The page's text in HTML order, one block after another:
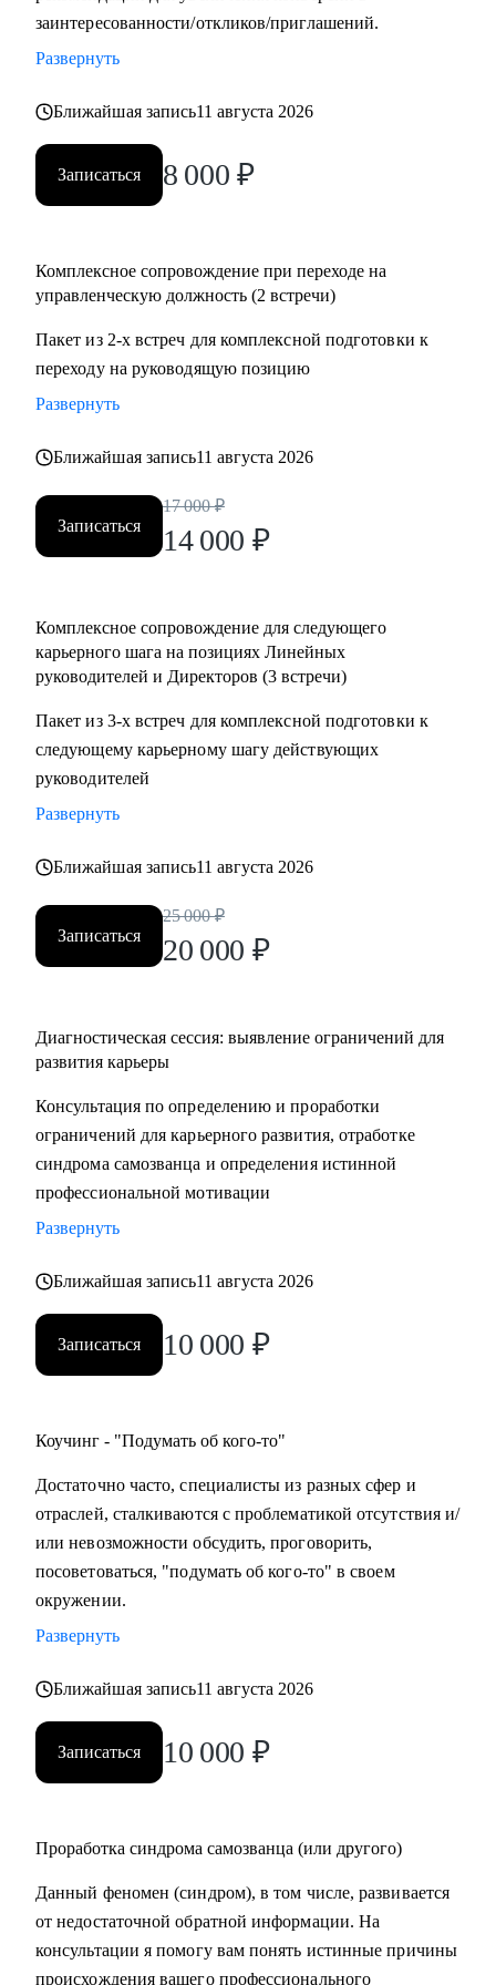
системы мотивации и использую методику целеполагания
для достижения бизнес-результатов;
построения партнерских отношений;
• Сотрудничаю с ВУЗами в разрезе карьерных определений
студентов;
• Аудит резюме для управляющих позиций;
• Проработка навыков построения и мотивации команды;
• Стратегическое планирование и целеполагание;
• Определение истинных целей и мотиваций;
• Определение ограничений и их проработка;
• Определить вектор направления карьеры;
• Многое другое;
• Директорам по направлениям: общее и операционное
управление, продажи, развитие бизнеса;
• Собственникам/акционерам компаний;
• Руководителям групп/отделов;
• Менеджерам, при переходе на руководящие должности;
• Студентам и молодым специалистам, в построение
заинтересованности/откликов/приглашений.
Развернуть
Ближайшая запись11 августа 2026
Записаться 8 000 ₽
Комплексное сопровождение при переходе на
управленческую должность (2 встречи)
Пакет из 2-х встреч для комплексной подготовки к
переходу на руководящую позицию
Развернуть
Ближайшая запись11 августа 2026
Записаться
17 000 ₽
14 000 ₽
Комплексное сопровождение для следующего
карьерного шага на позициях Линейных
руководителей и Директоров (3 встречи)
Пакет из 3-х встреч для комплексной подготовки к
следующему карьерному шагу действующих
руководителей
Развернуть
Ближайшая запись11 августа 2026
Записаться
25 000 ₽
20 000 ₽
Диагностическая сессия: выявление ограничений для
развития карьеры
Консультация по определению и проработки
ограничений для карьерного развития, отработке
синдрома самозванца и определения истинной
профессиональной мотивации
Развернуть
Ближайшая запись11 августа 2026
Записаться 10 000 ₽
Коучинг - "Подумать об кого-то"
Достаточно часто, специалисты из разных сфер и
отраслей, сталкиваются с проблематикой отсутствия и/
или невозможности обсудить, проговорить,
посоветоваться, "подумать об кого-то" в своем
окружении.
Развернуть
Ближайшая запись11 августа 2026
Записаться 10 000 ₽
Проработка синдрома самозванца (или другого)
Данный феномен (синдром), в том числе, развивается
от недостаточной обратной информации. На
консультации я помогу вам понять истинные причины
происхождения вашего профессионального